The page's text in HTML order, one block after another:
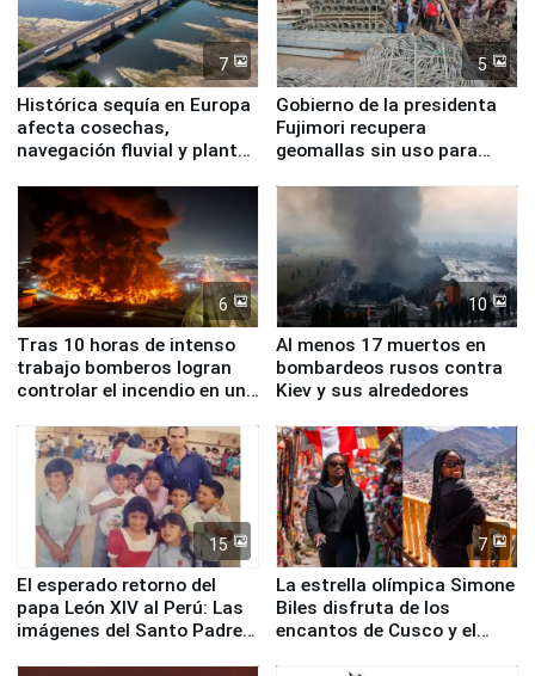
7
Histórica sequía en Europa
afecta cosechas,
navegación fluvial y plantas
5
Gobierno de la presidenta
Fujimori recupera
geomallas sin uso para
Fenómeno El Niño
6
Tras 10 horas de intenso
trabajo bomberos logran
controlar el incendio en una
de Chile
10
Al menos 17 muertos en
bombardeos rusos contra
Kiev y sus alrededores
15
El esperado retorno del
papa León XIV al Perú: Las
imágenes del Santo Padre
7
La estrella olímpica Simone
Biles disfruta de los
encantos de Cusco y el